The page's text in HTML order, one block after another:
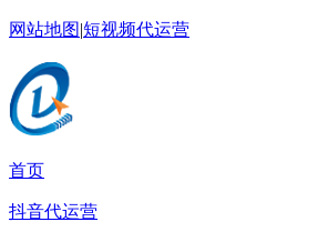
网站地图|短视频代运营
首页
抖音代运营